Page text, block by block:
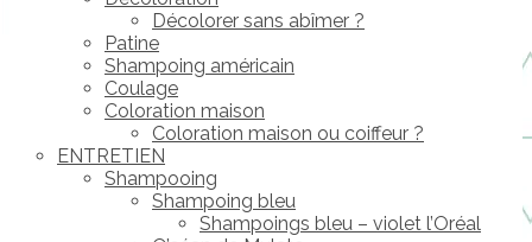
Décolorer sans abîmer ?
Patine
Shampoing américain
Coulage
Coloration maison
Coloration maison ou coiffeur ?
ENTRETIEN
Shampooing
Shampoing bleu
Shampoings bleu – violet l’Oréal